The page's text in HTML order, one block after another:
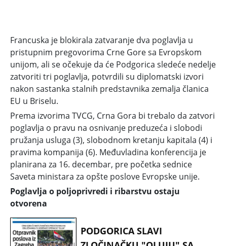
Francuska je blokirala zatvaranje dva poglavlja u
pristupnim pregovorima Crne Gore sa Evropskom
unijom, ali se očekuje da će Podgorica sledeće nedelje
zatvoriti tri poglavlja, potvrdili su diplomatski izvori
nakon sastanka stalnih predstavnika zemalja članica
EU u Briselu.
Prema izvorima TVCG, Crna Gora bi trebalo da zatvori
poglavlja o pravu na osnivanje preduzeća i slobodi
pružanja usluga (3), slobodnom kretanju kapitala (4) i
pravima kompanija (6). Međuvladina konferencija je
planirana za 16. decembar, pre početka sednice
Saveta ministara za opšte poslove Evropske unije.
Poglavlja o poljoprivredi i ribarstvu ostaju
otvorena
PODGORICA SLAVI